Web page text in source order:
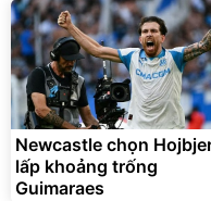
Newcastle chọn
lấp khoảng trống
Guimaraes